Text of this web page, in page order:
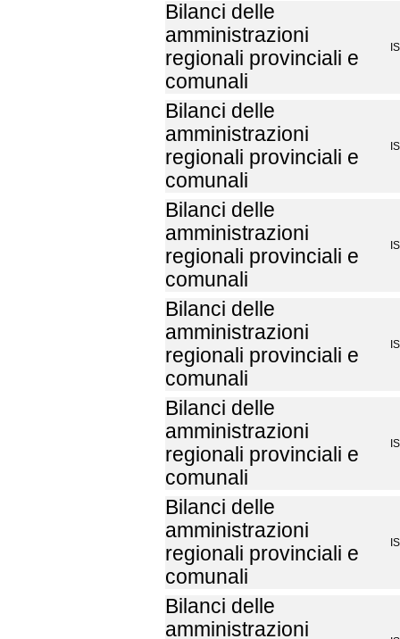
Bilanci delle
amministrazioni
regionali provinciali e
comunali
Bilanci delle
amministrazioni
regionali provinciali e
comunali
Bilanci delle
amministrazioni
regionali provinciali e
comunali
Bilanci delle
amministrazioni
regionali provinciali e
comunali
Bilanci delle
amministrazioni
regionali provinciali e
comunali
Bilanci delle
amministrazioni
regionali provinciali e
comunali
Bilanci delle
amministrazioni